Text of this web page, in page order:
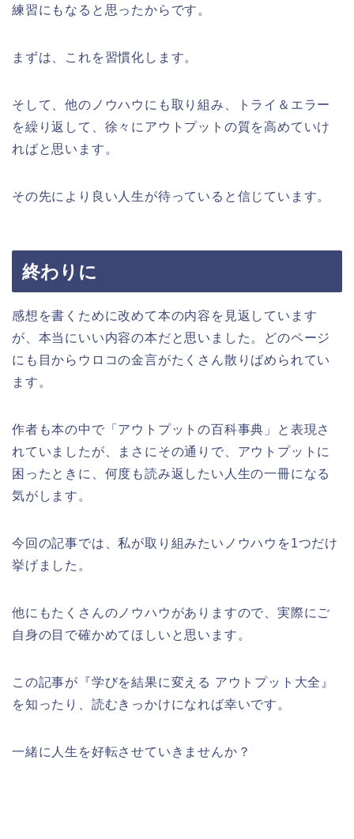
練習にもなると思ったからです。
まずは、これを習慣化します。
そして、他のノウハウにも取り組み、トライ＆エラー
を繰り返して、徐々にアウトプットの質を高めていけ
ればと思います。
その先により良い人生が待っていると信じています。
終わりに
感想を書くために改めて本の内容を見返しています
が、本当にいい内容の本だと思いました。どのページ
にも目からウロコの金言がたくさん散りばめられてい
ます。
作者も本の中で「アウトプットの百科事典」と表現さ
れていましたが、まさにその通りで、アウトプットに
困ったときに、何度も読み返したい人生の一冊になる
気がします。
今回の記事では、私が取り組みたいノウハウを1つだけ
挙げました。
他にもたくさんのノウハウがありますので、実際にご
自身の目で確かめてほしいと思います。
この記事が『学びを結果に変える アウトプット大全』
を知ったり、読むきっかけになれば幸いです。
一緒に人生を好転させていきませんか？